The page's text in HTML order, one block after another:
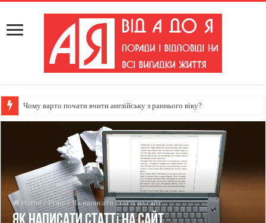
Чому варто почати вчити англійську з раннього віку?
Home / Різне / Як написати статті на сайт.